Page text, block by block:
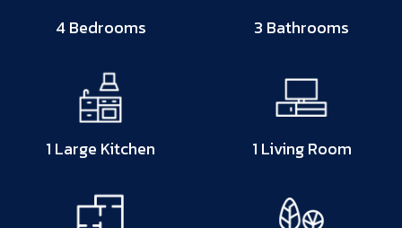
4 Bedrooms 3 Bathrooms
1 Large Kitchen 1 Living Room